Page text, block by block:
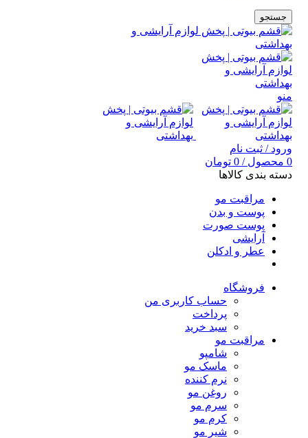
جستجو
منو
ورود / ثبت نام
0 محصول /
0 تومان
دسته بندی کالاها
مراقبت مو
پوست و بدن
پوست صورت
آرایشی
عطر و ادکلن
فروشگاه
حساب کاربری من
پرداخت
سبد خرید
مراقبت مو
شامپو
ماسک مو
نرم کننده
روغن مو
سرم مو
کرم مو
شیر مو